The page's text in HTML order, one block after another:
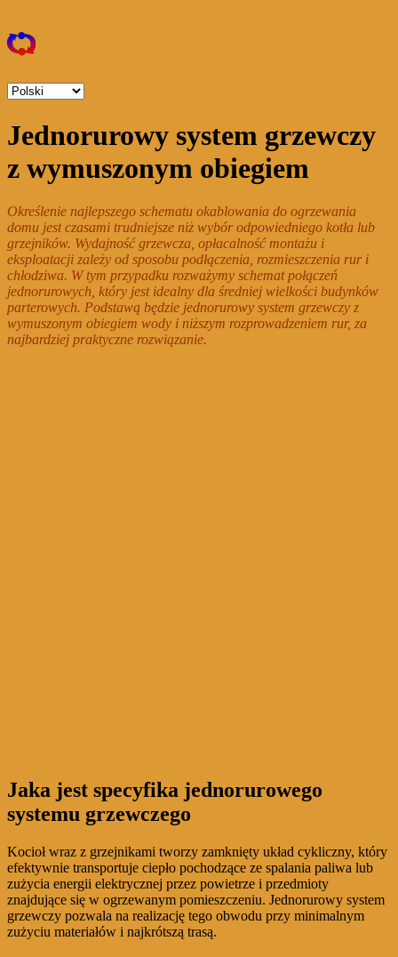
to
content
Wybierz
Jednorurowy system grzewczy
z wymuszonym obiegiem
Określenie najlepszego schematu okablowania do ogrzewania
domu jest czasami trudniejsze niż wybór odpowiedniego kotła lub
grzejników. Wydajność grzewcza, opłacalność montażu i
eksploatacji zależy od sposobu podłączenia, rozmieszczenia rur i
chłodziwa. W tym przypadku rozważymy schemat połączeń
jednorurowych, który jest idealny dla średniej wielkości budynków
parterowych. Podstawą będzie jednorurowy system grzewczy z
wymuszonym obiegiem wody i niższym rozprowadzeniem rur, za
najbardziej praktyczne rozwiązanie.
Jaka jest specyfika jednorurowego
systemu grzewczego
Kocioł wraz z grzejnikami tworzy zamknięty układ cykliczny, który
efektywnie transportuje ciepło pochodzące ze spalania paliwa lub
zużycia energii elektrycznej przez powietrze i przedmioty
znajdujące się w ogrzewanym pomieszczeniu. Jednorurowy system
grzewczy pozwala na realizację tego obwodu przy minimalnym
zużyciu materiałów i najkrótszą trasą.